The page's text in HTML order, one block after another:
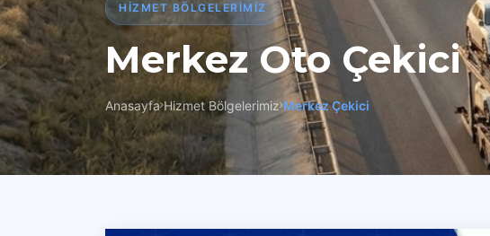
HIZMET BÖLGELERIMIZ
Merkez Oto Çekici
Anasayfa Hizmet Bölgelerimiz Merkez Çekici